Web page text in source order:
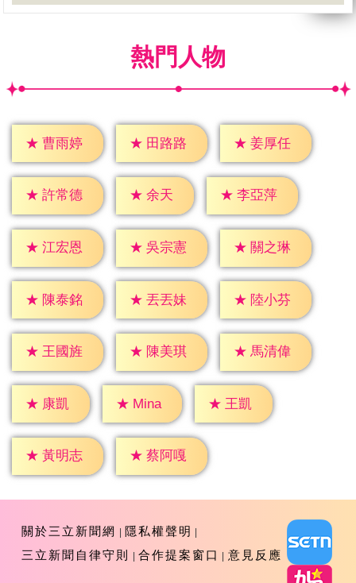
熱門人物
★ 曹雨婷 ★ 田路路 ★ 姜厚任
★ 許常德 ★ 余天 ★ 李亞萍
★ 江宏恩 ★ 吳宗憲 ★ 關之琳
★ 陳泰銘 ★ 丟丟妹 ★ 陸小芬
★ 王國旌 ★ 陳美琪 ★ 馬清偉
★ 康凱 ★ Mina ★ 王凱
★ 黃明志 ★ 蔡阿嘎
關於三立新聞網
隱私權聲明
三立新聞自律守則
合作提案窗口 意見反應